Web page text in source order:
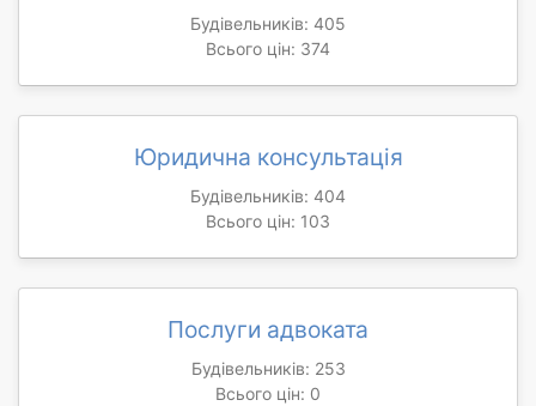
Будівельників: 405
Всього цін: 374
Юридична консультація
Будівельників: 404
Всього цін: 103
Послуги адвоката
Будівельників: 253
Всього цін: 0